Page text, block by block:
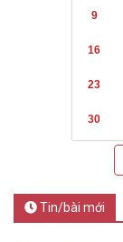
9
16
23
30
Tin/bài mới